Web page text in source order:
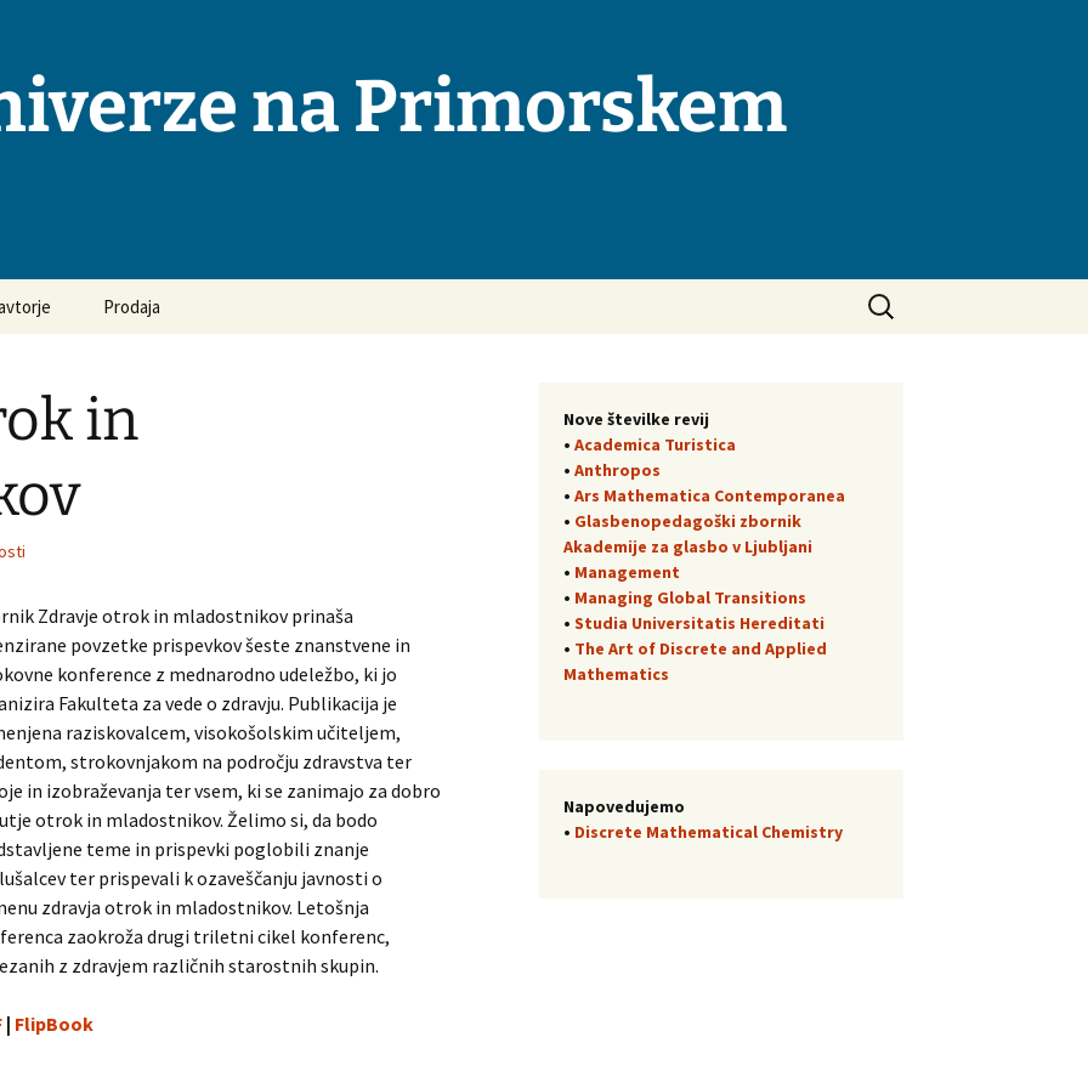
na Primorskem
za pripravo
objavljanja
akti
Prodaja
Išči:
in
Zdravje otrok in mladostnikov prinaša
povzetke prispevkov šeste znanstvene in
konference z mednarodno udeležbo, ki jo
Fakulteta za vede o zdravju. Publikacija je
raziskovalcem, visokošolskim učiteljem,
strokovnjakom na področju zdravstva ter
in izobraževanja ter vsem, ki se zanimajo za dobro
otrok in mladostnikov. Želimo si, da bodo
teme in prispevki poglobili znanje
ter prispevali k ozaveščanju javnosti o
zdravja otrok in mladostnikov. Letošnja
zaokroža drugi triletni cikel konferenc,
z zdravjem različnih starostnih skupin.
| FlipBook
Nove številke revij
• Academica Turistica
• Anthropos
• Ars Mathematica Contemporanea
• Glasbenopedagoški zbornik
Akademije za glasbo v Ljubljani
• Management
• Managing Global Transitions
• Studia Universitatis Hereditati
• The Art of Discrete and Applied
Mathematics
Napovedujemo
• Discrete Mathematical Chemistry